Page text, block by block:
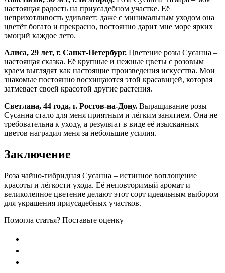
настоящая радость на приусадебном участке. Её
неприхотливость удивляет: даже с минимальным уходом она
цветёт богато и прекрасно, постоянно дарит мне море ярких
эмоций каждое лето.
Алиса, 29 лет, г. Санкт-Петербург. Цветение розы Сусанна –
настоящая сказка. Её крупные и нежные цветы с розовым
краем выглядят как настоящие произведения искусства. Мои
знакомые постоянно восхищаются этой красавицей, которая
затмевает своей красотой другие растения.
Светлана, 44 года, г. Ростов-на-Дону. Выращивание розы
Сусанна стало для меня приятным и лёгким занятием. Она не
требовательна к уходу, а результат в виде её изысканных
цветов наградил меня за небольшие усилия.
Заключение
Роза чайно-гибридная Сусанна – истинное воплощение
красоты и лёгкости ухода. Её неповторимый аромат и
великолепное цветение делают этот сорт идеальным выбором
для украшения приусадебных участков.
Помогла статья? Поставьте оценку